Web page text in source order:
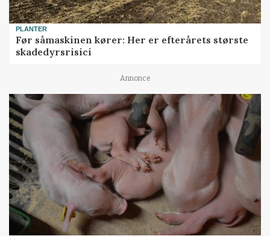
PLANTER
Før såmaskinen kører: Her er efterårets største
skadedyrsrisici
Annonce